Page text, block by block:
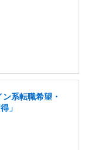
系転職希望・
」